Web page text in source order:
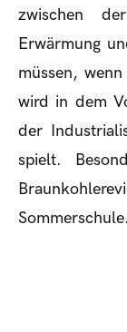
zwischen
Erwärmung
müssen,
wird in dem
der
spielt.
Sommerschule.